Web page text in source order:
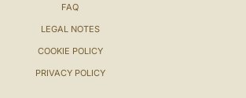
FAQ
LEGAL NOTES
COOKIE POLICY
PRIVACY POLICY